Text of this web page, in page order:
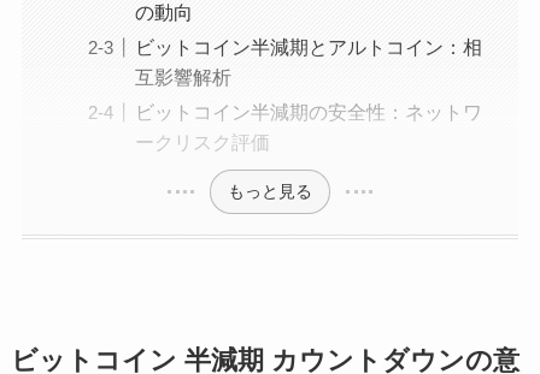
の動向
ビットコイン半減期とアルトコイン：相
互影響解析
ビットコイン半減期の安全性：ネットワ
ークリスク評価
もっと見る
ビットコイン 半減期 カウントダウンの意